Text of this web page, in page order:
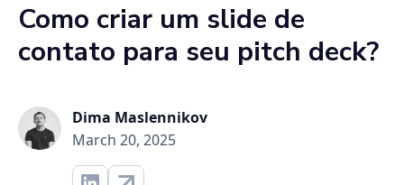
Como criar um slide de
contato para seu pitch deck?
Dima Maslennikov
March 20, 2025